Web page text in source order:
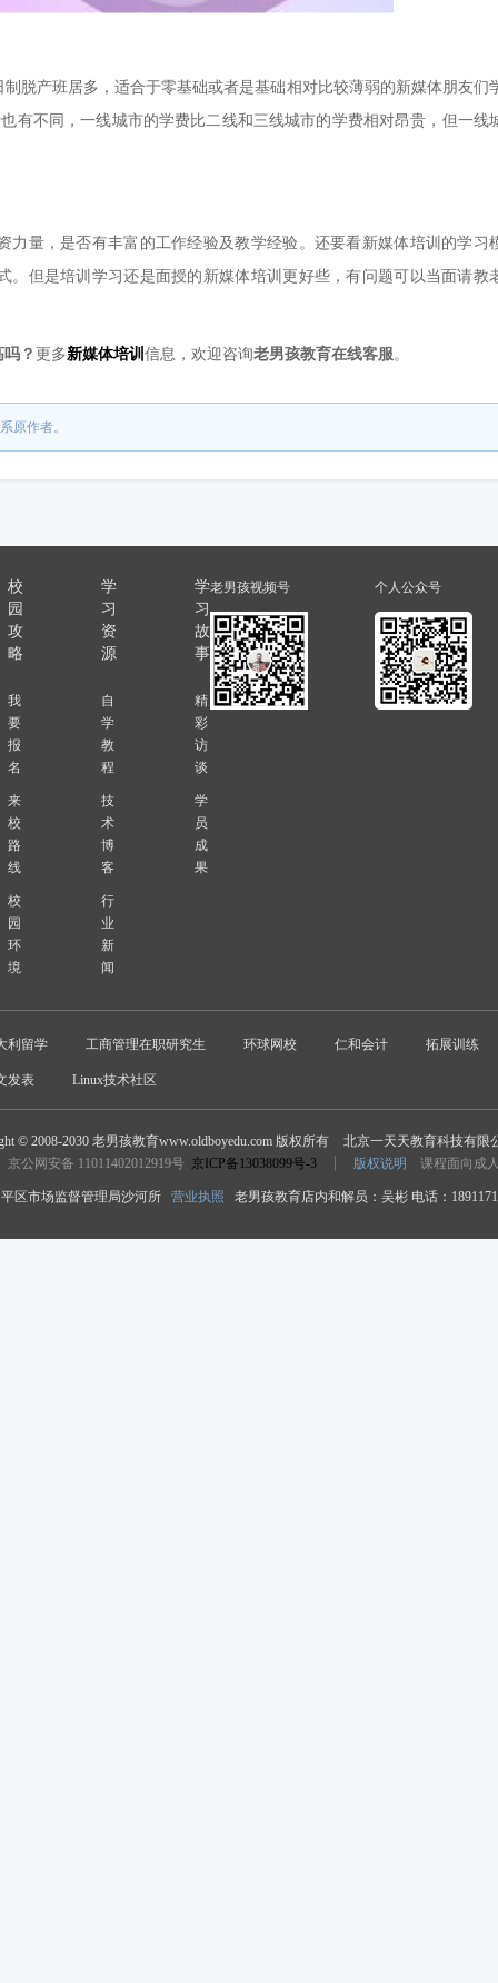
产班居多，适合于零基础或者是基础相对比较薄弱的新媒体朋友们
有不同，一线城市的学费比二线和三线城市的学费相对昂贵，但一线
，是否有丰富的工作经验及教学经验。还要看新媒体培训的学习
但是培训学习还是面授的新媒体培训更好些，有问题可以当面请教
？更多新媒体培训信息，欢迎咨询老男孩教育在线客服。
原作者。
校
园
攻
略
我
要
报
名
来
校
路
线
校
园
环
境
学
习
资
源
自
学
教
程
技
术
博
客
行
业
新
闻
学
习
故
事
精
彩
访
谈
学
员
成
果
老男孩视频号 个人公众号
利留学 工商管理在职研究生 环球网校 仁和会计 拓展训练
发表 Linux技术社区
© 2008-2030 老男孩教育www.oldboyedu.com 版权所有
北京一天天教育科技有限
京公网安备 11011402012919号 京ICP备13038099号-3 版权说明 课程面向成
区市场监督管理局沙河所 营业执照 老男孩教育店内和解员：吴彬 电话：